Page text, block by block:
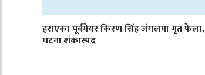
हराएका पूर्वमेयर किरण सिंह जंगलमा मृत फेला,
घटना शंकास्पद